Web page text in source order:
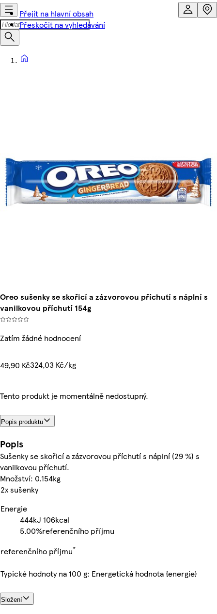
Přejít na hlavní obsah
Přeskočit na vyhledávání
Oreo sušenky se skořicí a zázvorovou příchutí s náplní s
vanilkovou příchutí 154g
Zatím žádné hodnocení
49,90 Kč324,03 Kč/kg
Tento produkt je momentálně nedostupný.
Popis produktu
Popis
Sušenky se skořicí a zázvorovou příchutí s náplní (29 %) s
vanilkovou příchutí.
Množství: 0.154kg
2x sušenky
Energie
444kJ 106kcal
5.00%referenčního příjmu
referenčního příjmu*
Typické hodnoty na 100 g: Energetická hodnota {energie}
Složení